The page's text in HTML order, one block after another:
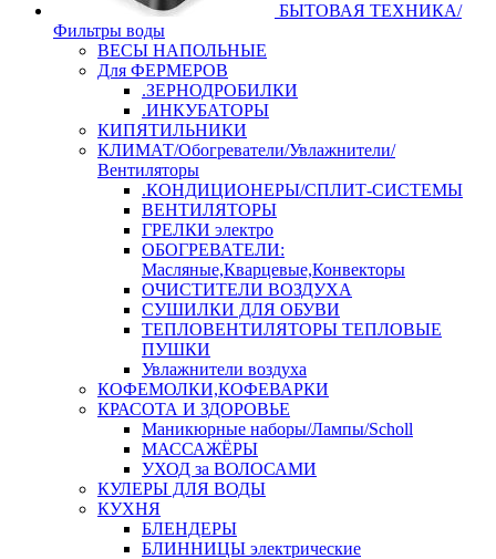
БЫТОВАЯ ТЕХНИКА/
Фильтры воды
ВЕСЫ НАПОЛЬНЫЕ
Для ФЕРМЕРОВ
.ЗЕРНОДРОБИЛКИ
.ИНКУБАТОРЫ
КИПЯТИЛЬНИКИ
КЛИМАТ/Обогреватели/Увлажнители/
Вентиляторы
.КОНДИЦИОНЕРЫ/СПЛИТ-СИСТЕМЫ
ВЕНТИЛЯТОРЫ
ГРЕЛКИ электро
ОБОГРЕВАТЕЛИ:
Масляные,Кварцевые,Конвекторы
ОЧИСТИТЕЛИ ВОЗДУХА
СУШИЛКИ ДЛЯ ОБУВИ
ТЕПЛОВЕНТИЛЯТОРЫ ТЕПЛОВЫЕ
ПУШКИ
Увлажнители воздуха
КОФЕМОЛКИ,КОФЕВАРКИ
КРАСОТА И ЗДОРОВЬЕ
Маникюрные наборы/Лампы/Scholl
МАССАЖЁРЫ
УХОД за ВОЛОСАМИ
КУЛЕРЫ ДЛЯ ВОДЫ
КУХНЯ
БЛЕНДЕРЫ
БЛИННИЦЫ электрические